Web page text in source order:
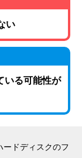
い
いる可能性が
ードディスクのフ